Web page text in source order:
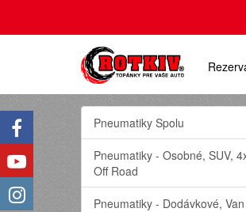
Pneumatiky Spolu
Pneumatiky - Osobné, SUV,
Off Road
Pneumatiky - Dodávkové, Van